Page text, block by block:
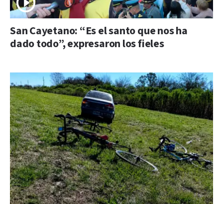
San Cayetano: “Es el santo que nos ha
dado todo”, expresaron los fieles